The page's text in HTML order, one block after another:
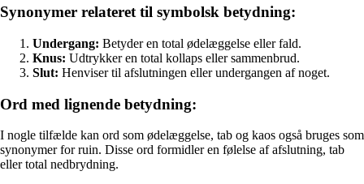
Synonymer relateret til symbolsk betydning:
Undergang: Betyder en total ødelæggelse eller fald.
Knus: Udtrykker en total kollaps eller sammenbrud.
Slut: Henviser til afslutningen eller undergangen af noget.
Ord med lignende betydning:
I nogle tilfælde kan ord som ødelæggelse, tab og kaos også bruges som
synonymer for ruin. Disse ord formidler en følelse af afslutning, tab
eller total nedbrydning.